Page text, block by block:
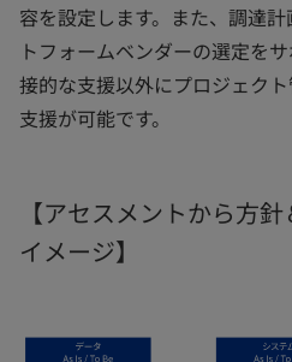
容を設定します。また、調達
トフォームベンダーの選定を
接的な支援以外にプロジェク
支援が可能です。
【アセスメントから方
イメージ】